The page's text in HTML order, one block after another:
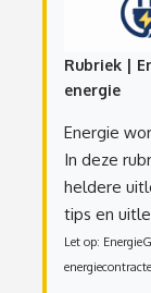
Rubriek |
energie
Energie
In deze
heldere
tips en
Let op: